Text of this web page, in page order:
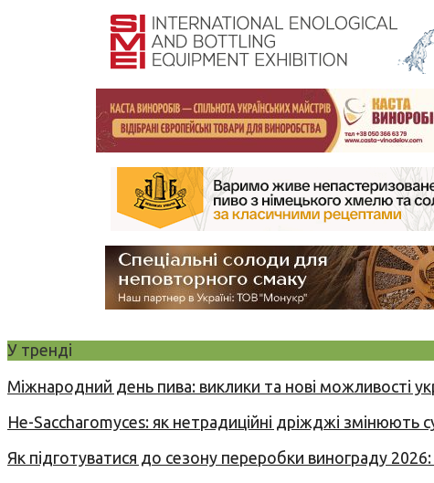
У тренді
Міжнародний день пива: виклики та нові можливості
Не-Saccharomyces: як нетрадиційні дріжджі змінюють
Як підготуватися до сезону переробки винограду